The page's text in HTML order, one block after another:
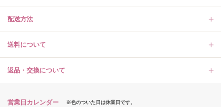
配送方法
送料について
返品・交換について
営業日カレンダー ※色のついた日は休業日です。